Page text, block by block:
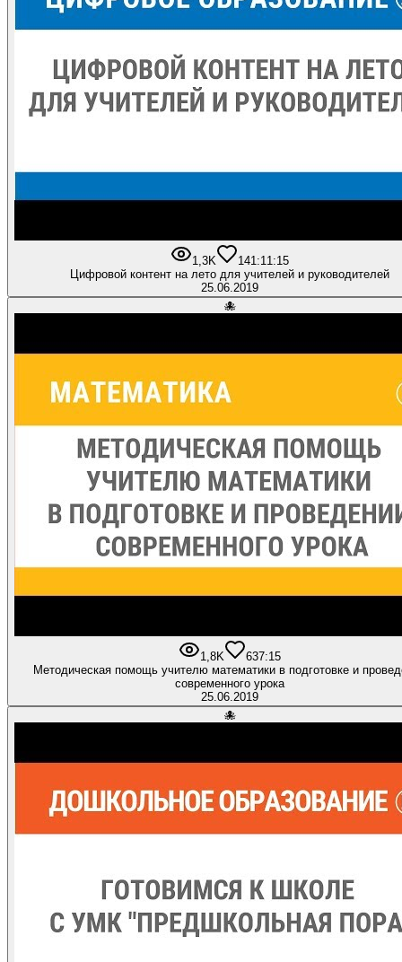
1,3K 141:11:15
Цифровой контент на лето для учителей и руководителей
25.06.2019
🐙
1,8K 637:15
Методическая помощь учителю математики в подготовке и
современного урока
25.06.2019
🐙